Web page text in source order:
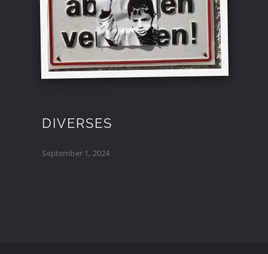
DIVERSES
September 1, 2024